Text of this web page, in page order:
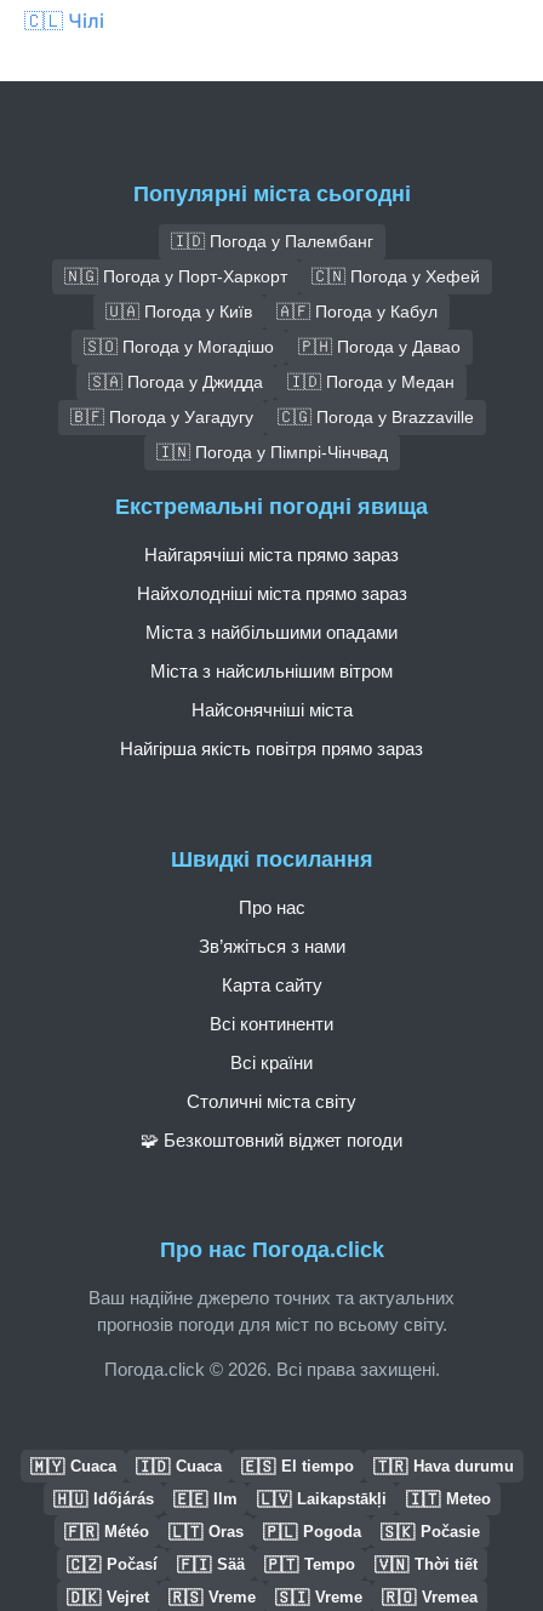
🇨🇱 Чілі
Популярні міста сьогодні
🇮🇩 Погода у Палембанг
🇳🇬 Погода у Порт-Харкорт
🇨🇳 Погода у Хефей
🇺🇦 Погода у Київ
🇦🇫 Погода у Кабул
🇸🇴 Погода у Могадішо
🇵🇭 Погода у Давао
🇸🇦 Погода у Джидда
🇮🇩 Погода у Медан
🇧🇫 Погода у Уагадугу
🇨🇬 Погода у Brazzaville
🇮🇳 Погода у Пімпрі-Чінчвад
Про нас Погода.click
Ваш надійне джерело точних та актуальних
прогнозів погоди для міст по всьому світу.
Погода.click © 2026. Всі права захищені.
Швидкі посилання
Про нас
Зв’яжіться з нами
Карта сайту
Всі континенти
Всі країни
Столичні міста світу
🧩 Безкоштовний віджет погоди
Екстремальні погодні явища
Найгарячіші міста прямо зараз
Найхолодніші міста прямо зараз
Міста з найбільшими опадами
Міста з найсильнішим вітром
Найсонячніші міста
Найгірша якість повітря прямо зараз
🇲🇾 Cuaca 🇮🇩 Cuaca 🇪🇸 El tiempo 🇹🇷 Hava durumu
🇭🇺 Időjárás 🇪🇪 Ilm 🇱🇻 Laikapstākļi 🇮🇹 Meteo
🇫🇷 Météo 🇱🇹 Oras 🇵🇱 Pogoda 🇸🇰 Počasie
🇨🇿 Počasí 🇫🇮 Sää 🇵🇹 Tempo 🇻🇳 Thời tiết
🇩🇰 Vejret 🇷🇸 Vreme 🇸🇮 Vreme 🇷🇴 Vremea